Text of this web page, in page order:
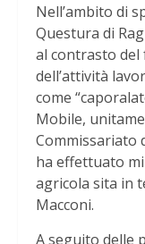
Nell’ambito di
Questura di
al contrasto
dell’attività
come
Mobile,
Commissariato
ha effettuato
agricola sita in
Macconi.
A seguito delle